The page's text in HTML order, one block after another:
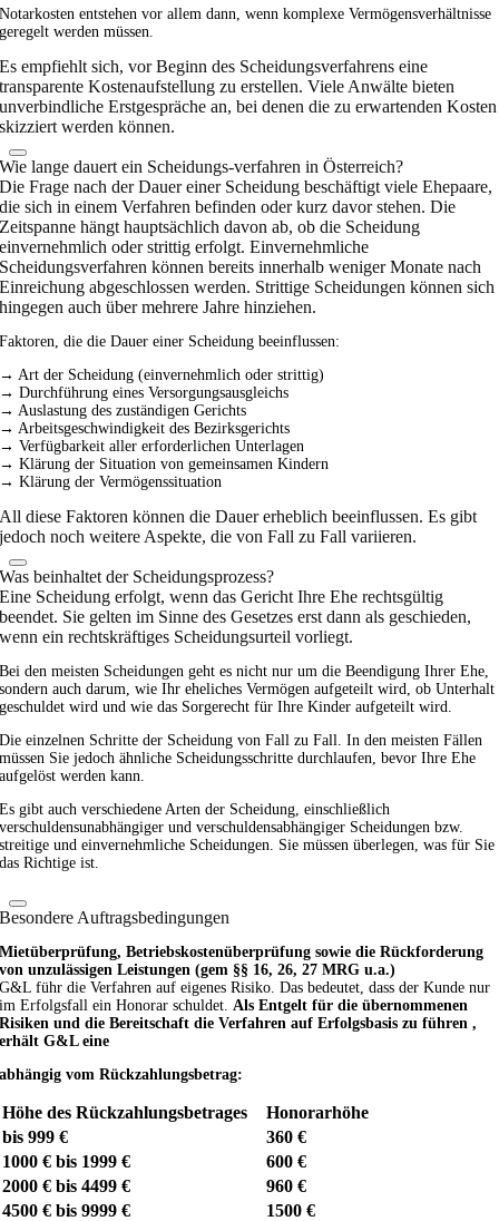
Notarkosten entstehen vor allem dann, wenn komplexe Vermögensverhältnisse
geregelt werden müssen.
Es empfiehlt sich, vor Beginn des Scheidungsverfahrens eine
transparente Kostenaufstellung zu erstellen. Viele Anwälte bieten
unverbindliche Erstgespräche an, bei denen die zu erwartenden Kosten
skizziert werden können.
Wie lange dauert ein Scheidungs-verfahren in Österreich?
Die Frage nach der Dauer einer Scheidung beschäftigt viele Ehepaare,
die sich in einem Verfahren befinden oder kurz davor stehen. Die
Zeitspanne hängt hauptsächlich davon ab, ob die Scheidung
einvernehmlich oder strittig erfolgt. Einvernehmliche
Scheidungsverfahren können bereits innerhalb weniger Monate nach
Einreichung abgeschlossen werden. Strittige Scheidungen können sich
hingegen auch über mehrere Jahre hinziehen.
Faktoren, die die Dauer einer Scheidung beeinflussen:
→ Art der Scheidung (einvernehmlich oder strittig)
→ Durchführung eines Versorgungsausgleichs
→ Auslastung des zuständigen Gerichts
→ Arbeitsgeschwindigkeit des Bezirksgerichts
→ Verfügbarkeit aller erforderlichen Unterlagen
→ Klärung der Situation von gemeinsamen Kindern
→ Klärung der Vermögenssituation
All diese Faktoren können die Dauer erheblich beeinflussen. Es gibt
jedoch noch weitere Aspekte, die von Fall zu Fall variieren.
Was beinhaltet der Scheidungsprozess?
Eine Scheidung erfolgt, wenn das Gericht Ihre Ehe rechtsgültig
beendet. Sie gelten im Sinne des Gesetzes erst dann als geschieden,
wenn ein rechtskräftiges Scheidungsurteil vorliegt.
Bei den meisten Scheidungen geht es nicht nur um die Beendigung Ihrer Ehe,
sondern auch darum, wie Ihr eheliches Vermögen aufgeteilt wird, ob Unterhalt
geschuldet wird und wie das Sorgerecht für Ihre Kinder aufgeteilt wird.
Die einzelnen Schritte der Scheidung von Fall zu Fall. In den meisten Fällen
müssen Sie jedoch ähnliche Scheidungsschritte durchlaufen, bevor Ihre Ehe
aufgelöst werden kann.
Es gibt auch verschiedene Arten der Scheidung, einschließlich
verschuldensunabhängiger und verschuldensabhängiger Scheidungen bzw.
streitige und einvernehmliche Scheidungen. Sie müssen überlegen, was für Sie
das Richtige ist.
Besondere Auftragsbedingungen
Mietüberprüfung, Betriebskostenüberprüfung sowie die Rückforderung
von unzulässigen Leistungen (gem §§ 16, 26, 27 MRG u.a.)
G&L führ die Verfahren auf eigenes Risiko. Das bedeutet, dass der Kunde nur
im Erfolgsfall ein Honorar schuldet.Als Entgelt für die übernommenen
Risiken und die Bereitschaft die Verfahren auf Erfolgsbasis zu führen ,
erhält G&L eine
abhängig vom Rückzahlungsbetrag:
Höhe des Rückzahlungsbetrages
Honorarhöhe
bis 999 €
360 €
1000 € bis 1999 €
600 €
2000 € bis 4499 €
960 €
4500 € bis 9999 €
1500 €